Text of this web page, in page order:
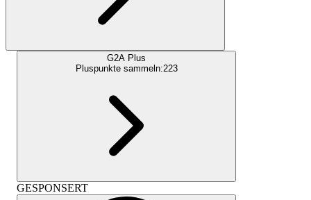
G2A Plus
Pluspunkte sammeln:223
GESPONSERT